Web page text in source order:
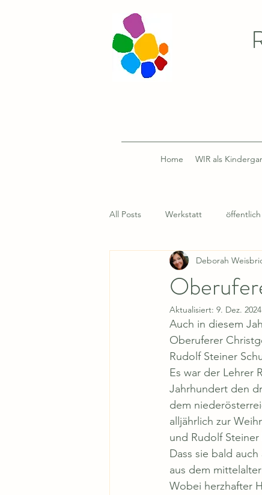
Home WIR als
All Posts Werkstatt öffentlich
Deborah
Aktualisiert: 9. Dez. 2024
Auch in diesem
Oberuferer
Rudolf Steiner
Es war der Lehrer
Jahrhundert den
dem
alljährlich zur
und Rudolf
Dass sie bald
aus dem
Wobei herzhafter